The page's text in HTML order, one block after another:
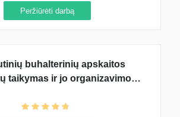
Peržiūrėti darbą
buhalterinių apskaitos
taikymas ir jo organizavimo